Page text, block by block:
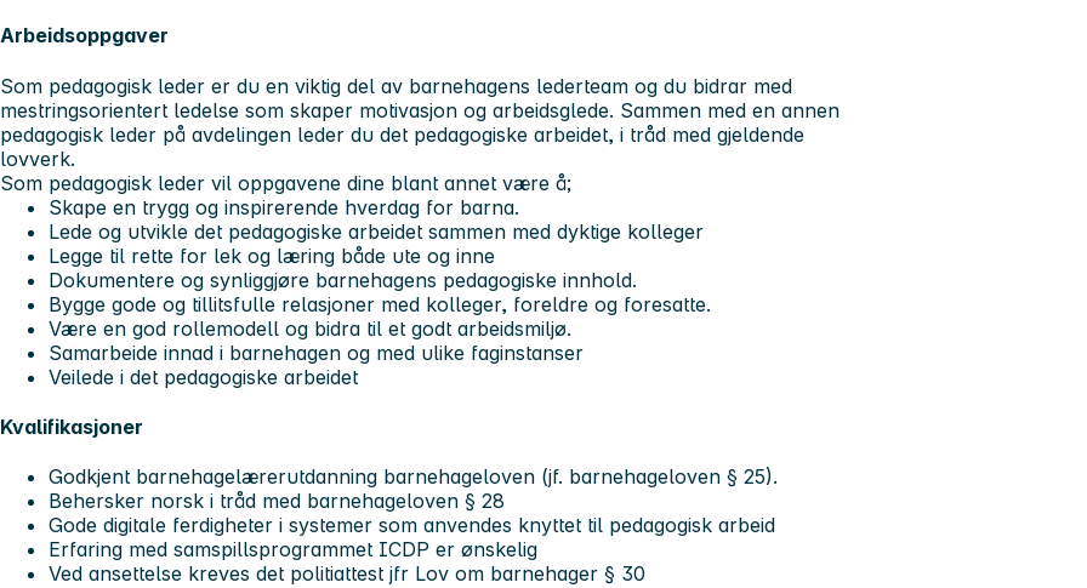
Arbeidsoppgaver
Som pedagogisk leder er du en viktig del av barnehagens lederteam og du bidrar med
mestringsorientert ledelse som skaper motivasjon og arbeidsglede. Sammen med en annen
pedagogisk leder på avdelingen leder du det pedagogiske arbeidet, i tråd med gjeldende
lovverk.
Som pedagogisk leder vil oppgavene dine blant annet være å;
Skape en trygg og inspirerende hverdag for barna.
Lede og utvikle det pedagogiske arbeidet sammen med dyktige kolleger
Legge til rette for lek og læring både ute og inne
Dokumentere og synliggjøre barnehagens pedagogiske innhold.
Bygge gode og tillitsfulle relasjoner med kolleger, foreldre og foresatte.
Være en god rollemodell og bidra til et godt arbeidsmiljø.
Samarbeide innad i barnehagen og med ulike faginstanser
Veilede i det pedagogiske arbeidet
Kvalifikasjoner
Godkjent barnehagelærerutdanning barnehageloven (jf. barnehageloven § 25).
Behersker norsk i tråd med barnehageloven § 28
Gode digitale ferdigheter i systemer som anvendes knyttet til pedagogisk arbeid
Erfaring med samspillsprogrammet ICDP er ønskelig
Ved ansettelse kreves det politiattest jfr Lov om barnehager § 30